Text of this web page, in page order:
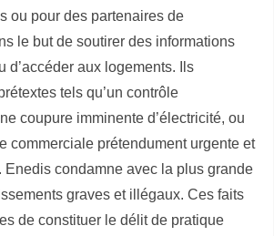
ou pour des partenaires de
le but de soutirer des informations
d’accéder aux logements. Ils
tels qu’un contrôle
coupure imminente d’électricité, ou
commerciale prétendument urgente et
Enedis condamne avec la plus grande
graves et illégaux. Ces faits
de constituer le délit de pratique